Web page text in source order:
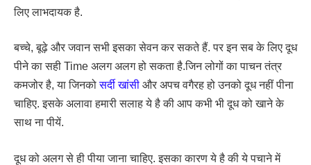
लिए लाभदायक है.
बच्चे, बूढ़े और जवान सभी इसका सेवन कर सकते हैं. पर इन सब के लिए दूध
पीने का सही Time अलग अलग हो सकता है.जिन लोगों का पाचन तंत्र
कमजोर है, या जिनकोसर्दी खांसी और अपच वगैरह हो उनको दूध नहीं पीना
चाहिए. इसके अलावा हमारी सलाह ये है की आप कभी भी दूध को खाने के
साथ ना पीयें.
दूध को अलग से ही पीया जाना चाहिए. इसका कारण ये है की ये पचाने में